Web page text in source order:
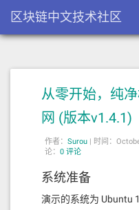
区块链中文技术社区
从零开始，纯
网 (版本v1.4.1)
作者： Surou | 时间：
论： 0 评论
系统准备
演示的系统为 Ubuntu